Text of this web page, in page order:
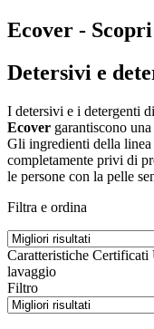
Ecover -
Detersivi e
I detersivi e i detergenti
Ecover garantiscono
Gli ingredienti della linea
completamente privi di
le persone con la pelle
Filtra e ordina
Caratteristiche Certificati
lavaggio
Filtro